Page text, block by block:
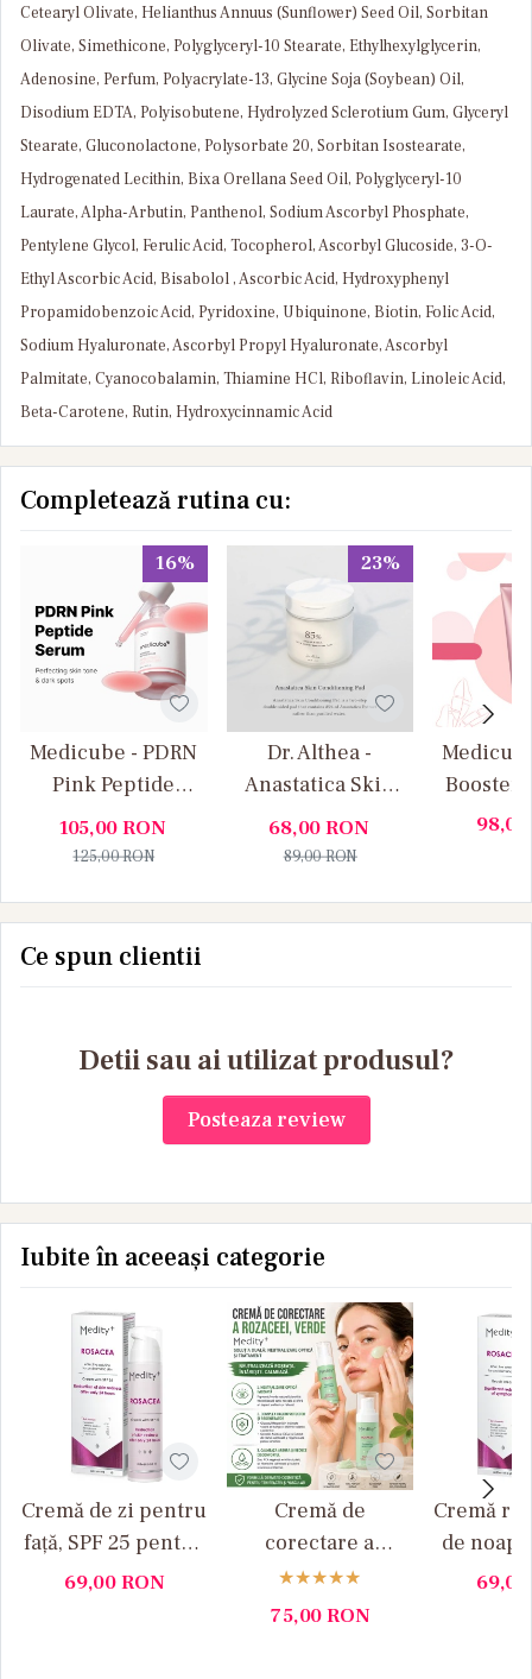
Cetearyl Olivate, Helianthus Annuus (Sunflower) Seed Oil, Sorbitan
Olivate, Simethicone, Polyglyceryl-10 Stearate, Ethylhexylglycerin,
Adenosine, Perfum, Polyacrylate-13, Glycine Soja (Soybean) Oil,
Disodium EDTA, Polyisobutene, Hydrolyzed Sclerotium Gum, Glyceryl
Stearate, Gluconolactone, Polysorbate 20, Sorbitan Isostearate,
Hydrogenated Lecithin, Bixa Orellana Seed Oil, Polyglyceryl-10
Laurate, Alpha-Arbutin, Panthenol, Sodium Ascorbyl Phosphate,
Pentylene Glycol, Ferulic Acid, Tocopherol, Ascorbyl Glucoside, 3-O-
Ethyl Ascorbic Acid, Bisabolol , Ascorbic Acid, Hydroxyphenyl
Propamidobenzoic Acid, Pyridoxine, Ubiquinone, Biotin, Folic Acid,
Sodium Hyaluronate, Ascorbyl Propyl Hyaluronate, Ascorbyl
Palmitate, Cyanocobalamin, Thiamine HCl, Riboflavin, Linoleic Acid,
Beta-Carotene, Rutin, Hydroxycinnamic Acid
Completează rutina cu:
16%
Medicube - PDRN
Pink Peptide
Serum - Ser facial
de Fermitate Anti
105,00RON
125,00RON
23%
Dr. Althea -
Anastatica Skin
Conditioning Pad -
Dischete Tonice
68,00RON
89,00RON
Booster
facial
98,00
Ce spun clientii
Detii sau ai utilizat produsul?
Posteaza review
Iubite în aceeași categorie
Cremă de zi pentru
față, SPF 25 pentru
pielea cu rozacee
69,00RON
Cremă de
corectare a
rozaceei, verde, 30
ml Medity+
75,00RON
Cremă
de
pielea69,00